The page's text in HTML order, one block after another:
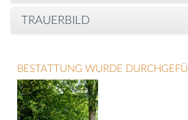
TRAUERBILD
BESTATTUNG WURDE